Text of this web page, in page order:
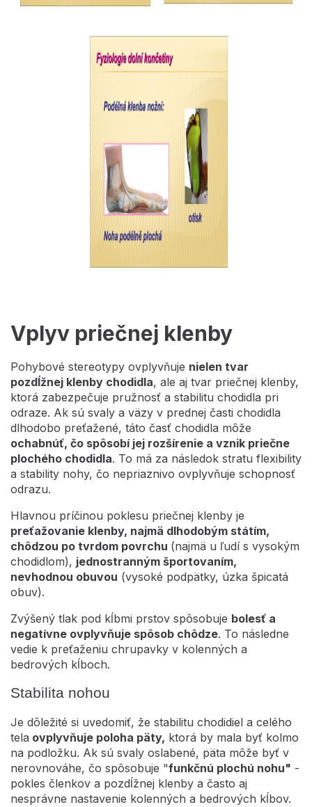
Vplyv priečnej klenby
Pohybové stereotypy ovplyvňuje nielen tvar
pozdĺžnej klenby chodidla, ale aj tvar priečnej klenby,
ktorá zabezpečuje pružnosť a stabilitu chodidla pri
odraze. Ak sú svaly a väzy v prednej časti chodidla
dlhodobo preťažené, táto časť chodidla môže
ochabnúť, čo spôsobí jej rozšírenie a vznik priečne
plochého chodidla. To má za následok stratu flexibility
a stability nohy, čo nepriaznivo ovplyvňuje schopnosť
odrazu.
Hlavnou príčinou poklesu priečnej klenby je
preťažovanie klenby, najmä dlhodobým státím,
chôdzou po tvrdom povrchu (najmä u ľudí s vysokým
chodidlom), jednostranným športovaním,
nevhodnou obuvou (vysoké podpätky, úzka špicatá
obuv).
Zvýšený tlak pod kĺbmi prstov spôsobuje bolesť a
negatívne ovplyvňuje spôsob chôdze. To následne
vedie k preťaženiu chrupavky v kolenných a
bedrových kĺboch.
Stabilita nohou
Je dôležité si uvedomiť, že stabilitu chodidiel a celého
tela ovplyvňuje poloha päty, ktorá by mala byť kolmo
na podložku. Ak sú svaly oslabené, päta môže byť v
nerovnováhe, čo spôsobuje "funkčnú plochú nohu" -
pokles členkov a pozdĺžnej klenby a často aj
nesprávne nastavenie kolenných a bedrových kĺbov.